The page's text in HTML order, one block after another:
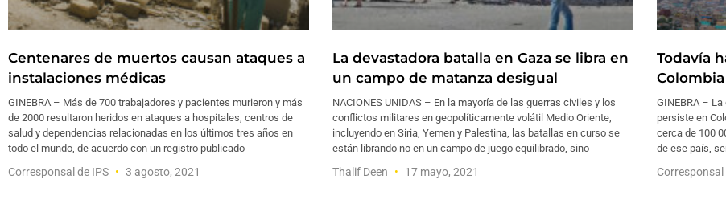
Centenares de muertos causan ataques a
instalaciones médicas
GINEBRA – Más de 700 trabajadores y pacientes murieron y más
de 2000 resultaron heridos en ataques a hospitales, centros de
salud y dependencias relacionadas en los últimos tres años en
todo el mundo, de acuerdo con un registro publicado
Corresponsal de IPS 3 agosto, 2021
La devastadora batalla en Gaza se libra en
un campo de matanza desigual
NACIONES UNIDAS – En la mayoría de las guerras civiles y los
conflictos militares en geopolíticamente volátil Medio Oriente,
incluyendo en Siria, Yemen y Palestina, las batallas en curso se
están librando no en un campo de juego equilibrado, sino
Thalif Deen 17 mayo, 2021
Todavía
Colombia
GINEBRA –
persiste en
cerca de 100
de ese país,
Corresponsal